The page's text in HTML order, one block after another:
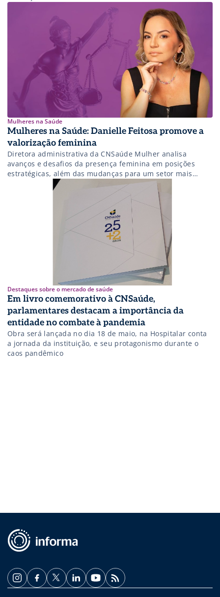
Mulheres na Saúde
Mulheres na Saúde: Danielle Feitosa promove a
valorização feminina
Diretora administrativa da CNSaúde Mulher analisa
avanços e desafios da presença feminina em posições
estratégicas, além das mudanças para um setor mais
Destaques sobre o mercado de saúde
Em livro comemorativo à CNSaúde,
parlamentares destacam a importância da
entidade no combate à pandemia
Obra será lançada no dia 18 de maio, na Hospitalar conta
a jornada da instituição, e seu protagonismo durante o
caos pandêmico